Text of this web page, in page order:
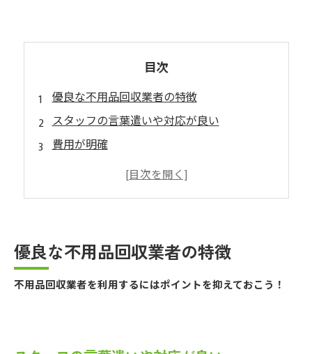
目次
優良な不用品回収業者の特徴
スタッフの言葉遣いや対応が良い
費用が明確
実績がしっかりとあり、口コミ・評価が高い
まとめ
優良な不用品回収業者の特徴
不用品回収業者を利用するにはポイントを抑えておこう！